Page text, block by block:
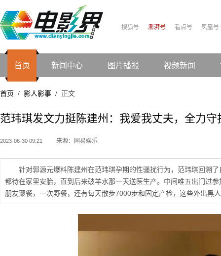
搜狐号 澎湃号 看点号 凤凰号
首页 新闻中心 图片播报 视频新闻
首页 / 影人影事 / 正文
范玮琪发文力挺陈建州：我爱我丈夫，全力守
2023-06-30 09:21 来源：网易娱乐
针对郭源元爆料陈建州在范玮琪孕期的性骚扰行为，范玮琪回溯
都待在家里安胎，直到后来破羊水那一天送医生产。中间唯五出门过
朋友聚餐，一次野餐，还有每天散步7000步和固定产检，这些外出黑